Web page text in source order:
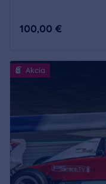
100,00 €
Akcia